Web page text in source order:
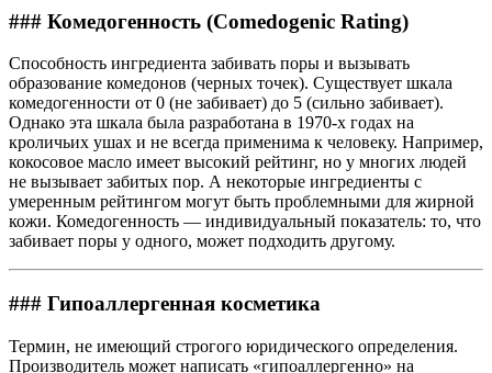
### Комедогенность (Comedogenic Rating)
Способность ингредиента забивать поры и вызывать
образование комедонов (черных точек). Существует шкала
комедогенности от 0 (не забивает) до 5 (сильно забивает).
Однако эта шкала была разработана в 1970-х годах на
кроличьих ушах и не всегда применима к человеку. Например,
кокосовое масло имеет высокий рейтинг, но у многих людей
не вызывает забитых пор. А некоторые ингредиенты с
умеренным рейтингом могут быть проблемными для жирной
кожи. Комедогенность — индивидуальный показатель: то, что
забивает поры у одного, может подходить другому.
### Гипоаллергенная косметика
Термин, не имеющий строгого юридического определения.
Производитель может написать «гипоаллергенно» на